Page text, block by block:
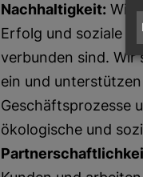
Nachhaltigkeit: Wir
Erfolg und soziale
verbunden sind. Wir
ein und
Geschäftsprozesse
ökologische und